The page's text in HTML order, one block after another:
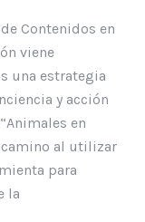
Contenidos en
viene
una estrategia
y acción
en
al utilizar
para
la